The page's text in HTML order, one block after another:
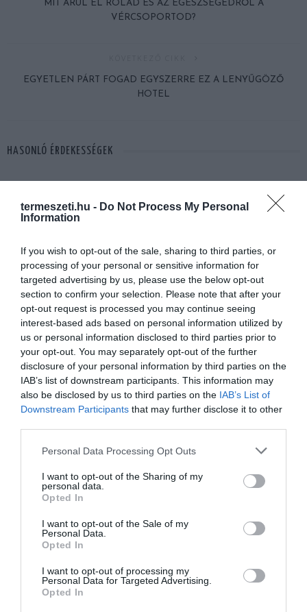
termeszeti.hu - Do Not Process My Personal
Information
If you wish to opt-out of the sale, sharing to third parties, or
processing of your personal or sensitive information for
targeted advertising by us, please use the below opt-out
section to confirm your selection. Please note that after your
opt-out request is processed you may continue seeing
interest-based ads based on personal information utilized by
us or personal information disclosed to third parties prior to
your opt-out. You may separately opt-out of the further
disclosure of your personal information by third parties on the
IAB’s list of downstream participants. This information may
also be disclosed by us to third parties on the IAB’s List of
Downstream Participants that may further disclose it to other
Please note that this website/app uses one or more Google
not limited to your visit or usage behaviour. You may click to
grant or deny consent to Google and its third-party tags to
use your data for below specified purposes in below Google
consent section.
Personal Data Processing Opt Outs
I want to opt-out of the Sharing of my
personal data.
Opted In
I want to opt-out of the Sale of my
Personal Data.
Opted In
I want to opt-out of processing my
Personal Data for Targeted Advertising.
Opted In
MIT ÁRUL EL RÓLAD ÉS AZ EGÉSZSÉGEDRŐL A
VÉRCSOPORTOD?
EGYETLEN PÁRT FOGAD EGYSZERRE EZ A LENYŰGÖZŐ
HOTEL
HASONLÓ ÉRDEKESSÉGEK
HOGYAN HÚZNAK BE A
JÁTÉKOK A
MIKROTRANZAKCIÓK
VILÁGÁBA? ÉS MIT TEHETSZ
ELLENE?
2026-02-12
HOGYAN SEGÍTHET EGY
VIDEÓJÁTÉK AZ AUTIZMUS
FELISMERÉSÉBEN?
2026-02-09
DUNGEONS & DRAGONS: A
JÁTÉK, AMI
VIDEÓJÁTÉK-SZENVEDÉLY: AZ